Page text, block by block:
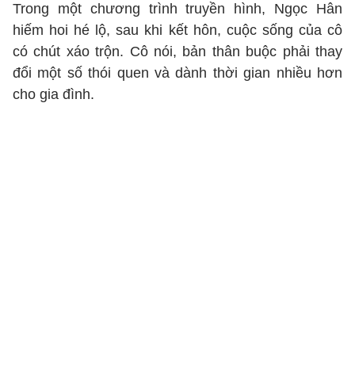
Trong một chương trình truyền hình, Ngọc Hân
hiếm hoi hé lộ, sau khi kết hôn, cuộc sống của cô
có chút xáo trộn. Cô nói, bản thân buộc phải thay
đổi một số thói quen và dành thời gian nhiều hơn
cho gia đình.